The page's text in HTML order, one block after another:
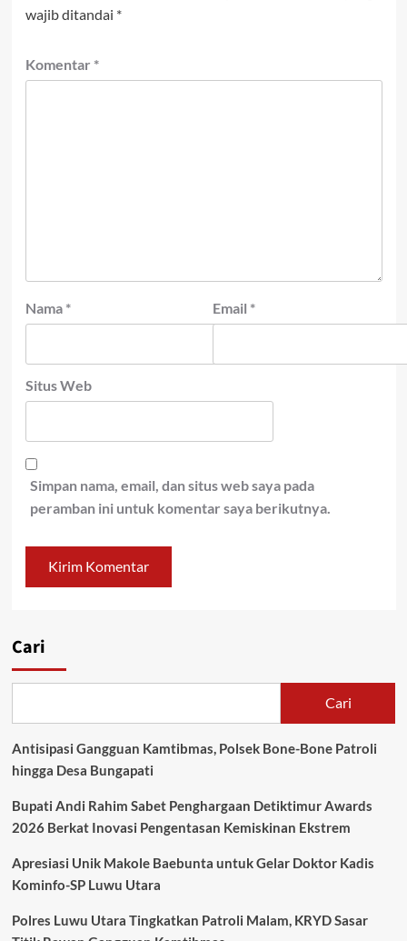
wajib ditandai *
Komentar *
Nama * Email *
Situs Web
Simpan nama, email, dan situs web saya pada
peramban ini untuk komentar saya berikutnya.
Cari
Cari
Antisipasi Gangguan Kamtibmas, Polsek Bone-Bone Patroli
hingga Desa Bungapati
Bupati Andi Rahim Sabet Penghargaan Detiktimur Awards
2026 Berkat Inovasi Pengentasan Kemiskinan Ekstrem
Apresiasi Unik Makole Baebunta untuk Gelar Doktor Kadis
Kominfo-SP Luwu Utara
Polres Luwu Utara Tingkatkan Patroli Malam, KRYD Sasar